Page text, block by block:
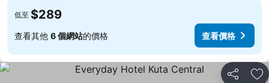
低至 $289
查看其他 6 個網站的價格 查看價格
分享 加